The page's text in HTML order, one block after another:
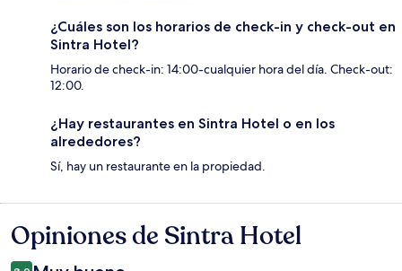
¿Cuáles son los horarios de check-in y check-out en
Sintra Hotel?
Horario de check-in: 14:00-cualquier hora del día. Check-out:
12:00.
¿Hay restaurantes en Sintra Hotel o en los
alrededores?
Sí, hay un restaurante en la propiedad.
Opiniones
Opiniones de Sintra Hotel